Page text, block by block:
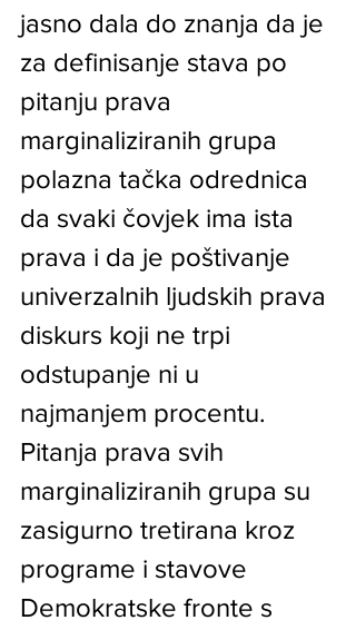
jasno dala do znanja da je
za definisanje stava po
pitanju prava
marginaliziranih grupa
polazna tačka odrednica
da svaki čovjek ima ista
prava i da je poštivanje
univerzalnih ljudskih prava
diskurs koji ne trpi
odstupanje ni u
najmanjem procentu.
Pitanja prava svih
marginaliziranih grupa su
zasigurno tretirana kroz
programe i stavove
Demokratske fronte s